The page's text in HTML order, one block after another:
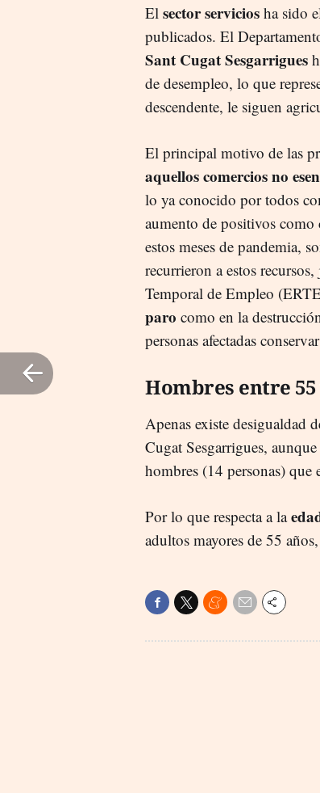
El sector servicios ha sido
publicados. El
Sant Cugat Sesgarrigues
de desempleo, lo que
descendente, le siguen
El principal motivo de las
aquellos comercios no
lo ya conocido por todos
aumento de positivos
estos meses de pandemia,
recurrieron a estos
Temporal de Empleo
paro como en la
personas afectadas
Hombres entre 55
Apenas existe desigualdad
Cugat Sesgarrigues,
hombres (14 personas) que
Por lo que respecta a la
adultos mayores de 55